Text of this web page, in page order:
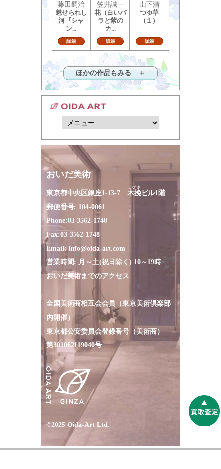
藤田嗣治
魅せられし
河『シャ
ン...
詳細
笠井誠一
花（白いバ
ラと紫の
カ...
詳細
山下清
つゆ草
（１）
詳細
ほかの作品もみる ＋
おいだ美術
東京都中央区銀座1-13-7 木挽
こびき
ビル1階
郵便番号: 104-0061
Phone:03-3562-1740
Fax:03-3562-1748
Email: info@oida-art.com
営業時間: 月～土(祝日除く) 10～19時
おいだ美術までのアクセス
全国美術商相互会会員（東京美術倶楽部
内開催）
東京都公安委員会登録番号（美術商）
第301062119040号
©2025 Oida-Art Ltd.